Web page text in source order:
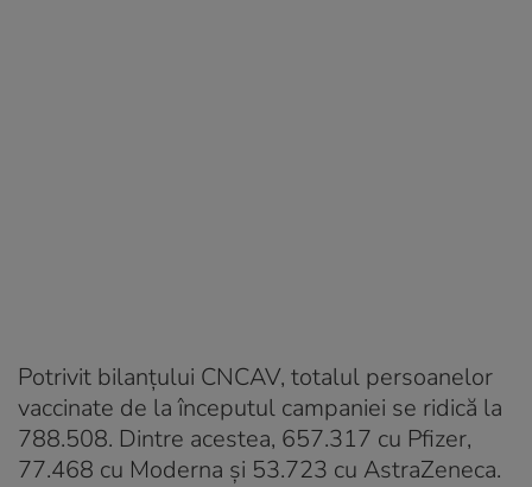
Potrivit bilanțului CNCAV, totalul persoanelor
vaccinate de la începutul campaniei se ridică la
788.508. Dintre acestea, 657.317 cu Pfizer,
77.468 cu Moderna și 53.723 cu AstraZeneca.